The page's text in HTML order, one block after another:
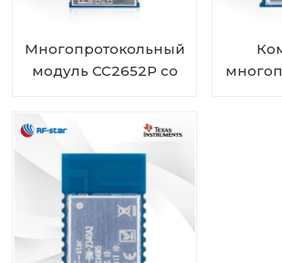
Многопротокольный
модуль CC2652P со